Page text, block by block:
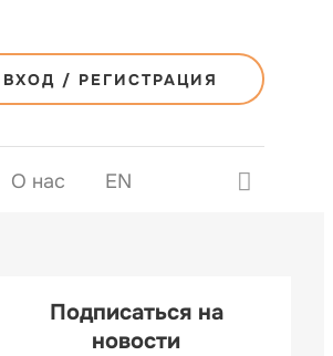
ВХОД / РЕГИСТРАЦИЯ
О нас EN
Подписаться на
новости